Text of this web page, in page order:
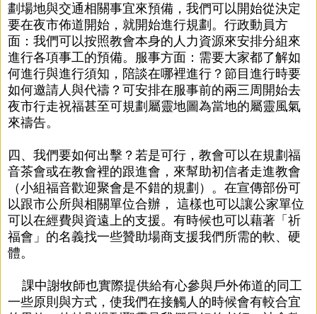
劃場地與交通相關事宜來預備，我們可以開始從決定
要在夜市佈道開始，就開始進行規劃。行政動員方
面：我們可以按照教會本身的人力資源來安排分組來
進行各項事工的預備。服事方面：需要大家都了解如
何進行與進行須知，陪談在哪裡進行？節目進行時要
如何邀請人與代禱？可安排在服事前的兩三周開始去
夜市行走祝福甚至可規劃屬靈地圖為當地的屬靈風氣
來禱告。
四、我們要如何出擊？若是可行，教會可以在規劃福
音茶會或在教會裡的跟進會，來幫助初信者走進教會
（小組福音歡迎聚會是不錯的規劃）。在宣傳部份可
以跟市公所與相關單位合辦， 這樣也可以讓公家單位
可以在經費與資遠上的支援。有時候也可以藉著「祈
福會」的名義找一些贊助場商支援我們所需的軟、硬
體。
課中謝牧師也實際提供給有心參與戶外佈道的同工
一些原則與方式，使我們在接觸人的時候會有較合宜